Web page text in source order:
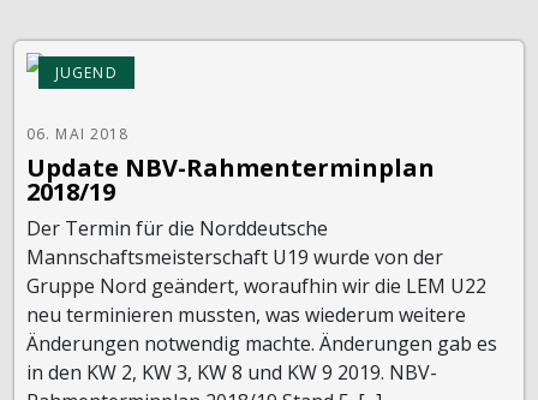
JUGEND
06. MAI 2018
Update NBV-Rahmenterminplan
2018/19
Der Termin für die Norddeutsche
Mannschaftsmeisterschaft U19 wurde von der
Gruppe Nord geändert, woraufhin wir die LEM U22
neu terminieren mussten, was wiederum weitere
Änderungen notwendig machte. Änderungen gab es
in den KW 2, KW 3, KW 8 und KW 9 2019. NBV-